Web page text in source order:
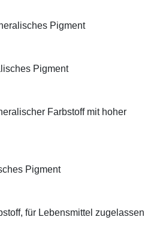
Pigment
Pigment
Farbstoff mit hoher
Pigment
für Lebensmittel zugelassen